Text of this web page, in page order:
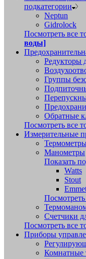
подкатегории
Neptun
Gidrolock
Посмотреть все
воды]
Редукторы
Группы
Обратные
Посмотреть все
Измерительные
Манометры
Показать
Watts
Stout
Счетчики
Посмотреть все
Приборы
Комнатные